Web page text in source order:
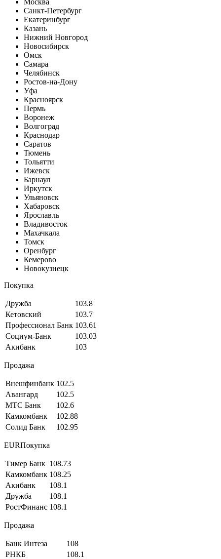
Санкт-Петербург
Екатеринбург
Казань
Нижний Новгород
Новосибирск
Омск
Самара
Челябинск
Ростов-на-Дону
Уфа
Красноярск
Пермь
Воронеж
Волгоград
Краснодар
Саратов
Тюмень
Тольятти
Ижевск
Барнаул
Иркутск
Ульяновск
Хабаровск
Ярославль
Владивосток
Махачкала
Томск
Оренбург
Кемерово
Новокузнецк
Покупка
Дружба
103.8
Кетовский
103.7
Профессионал Банк 103.61
Социум-Банк
103.03
Акибанк
103
Продажа
Внешфинбанк 102.5
Авангард
102.5
МТС Банк
102.6
Камкомбанк
102.88
Солид Банк
102.95
EURПокупка
Тимер Банк 108.73
Камкомбанк 108.25
Акибанк
108.1
Дружба
108.1
РостФинанс 108.1
Продажа
Банк Интеза
108
РНКБ
108.1